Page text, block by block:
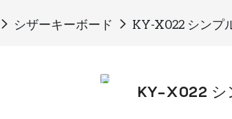
シザーキーボード KY-X022 シンプ
KY-X022 シ